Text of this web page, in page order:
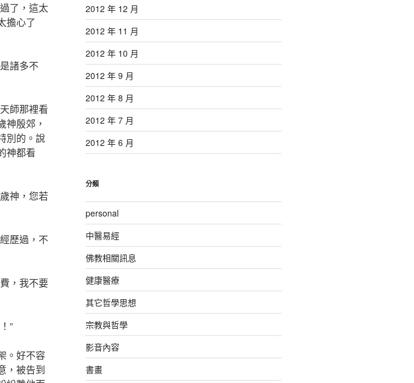
了，這太
擔心了
諸多不
師那裡看
殷郊，
別的。說
神都看
神，您若
歷過，不
，我不要
”
。好不容
，被告到
2012 年 12 月
2012 年 11 月
2012 年 10 月
2012 年 9 月
2012 年 8 月
2012 年 7 月
2012 年 6 月
分類
personal
中醫易經
佛教相關訊息
健康醫療
其它哲學思想
宗教與哲學
影音內容
書畫